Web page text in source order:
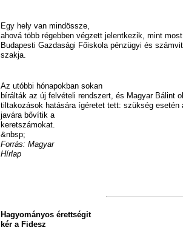
Egy hely van mindössze,
ahová több régebben végzett jelentkezik, mint
Budapesti Gazdasági Főiskola pénzügyi és
szakja.
Az utóbbi hónapokban sokan
bírálták az új felvételi rendszert, és Magyar Bálint
tiltakozások hatására ígéretet tett: szükség esetén
javára bővítik a
keretszámokat.
&nbsp;
Forrás: Magyar
Hírlap
Hagyományos érettségit
kér a Fidesz